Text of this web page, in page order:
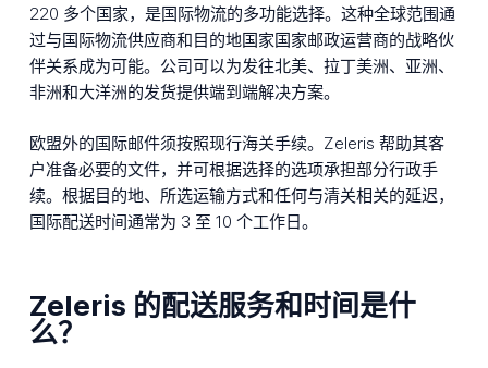
220 多个国家，是国际物流的多功能选择。这种全球范围通
过与国际物流供应商和目的地国家国家邮政运营商的战略伙
伴关系成为可能。公司可以为发往北美、拉丁美洲、亚洲、
非洲和大洋洲的发货提供端到端解决方案。
欧盟外的国际邮件须按照现行海关手续。Zeleris 帮助其客
户准备必要的文件，并可根据选择的选项承担部分行政手
续。根据目的地、所选运输方式和任何与清关相关的延迟，
国际配送时间通常为 3 至 10 个工作日。
Zeleris 的配送服务和时间是什
么？